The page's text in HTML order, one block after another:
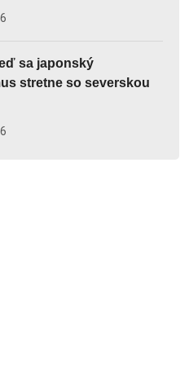
sa japonský
stretne so severskou